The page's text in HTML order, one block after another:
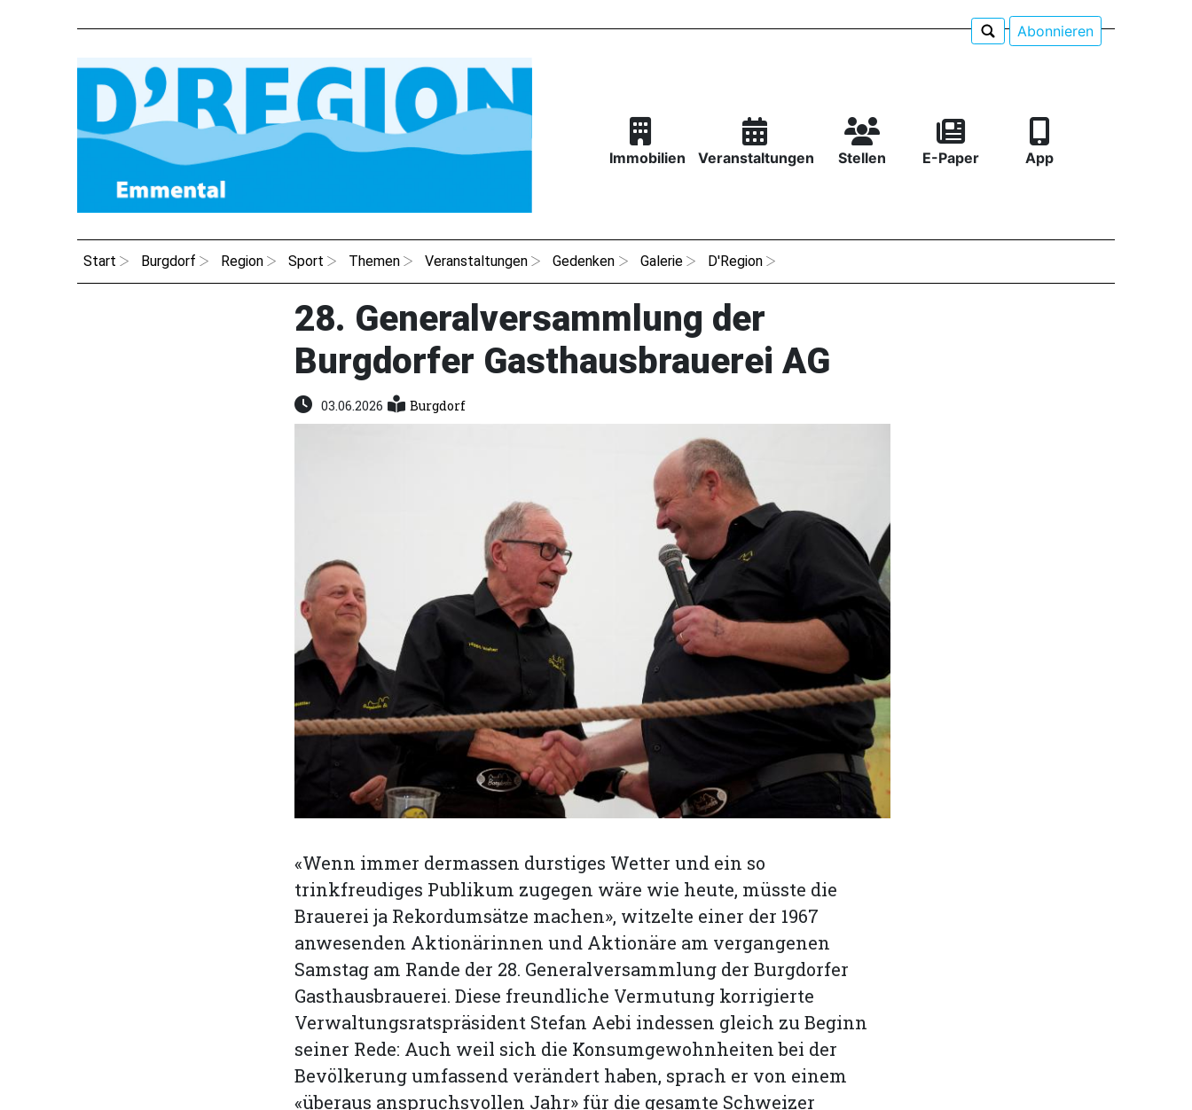
Abonnieren
Immobilien Veranstaltungen Stellen E-Paper App
Start Burgdorf Region Sport Themen Veranstaltungen Gedenken Galerie D'Region
28. Generalversammlung der
Burgdorfer Gasthausbrauerei AG
03.06.2026 Burgdorf
«Wenn immer dermassen durstiges Wetter und ein so
trinkfreudiges Publikum zugegen wäre wie heute, müsste die
Brauerei ja Rekordumsätze machen», witzelte einer der 1967
anwesenden Aktionärinnen und Aktionäre am vergangenen
Samstag am Rande der 28. Generalversammlung der Burgdorfer
Gasthausbrauerei. Diese freundliche Vermutung korrigierte
Verwaltungsratspräsident Stefan Aebi indessen gleich zu Beginn
seiner Rede: Auch weil sich die Konsumgewohnheiten bei der
Bevölkerung umfassend verändert haben, sprach er von einem
«überaus anspruchsvollen Jahr» für die gesamte Schweizer